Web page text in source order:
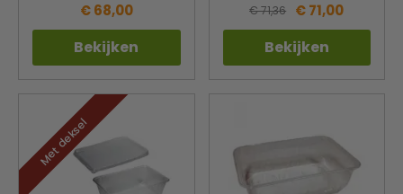
€ 68,00
Bekijken
€ 71,36 € 71,00
Bekijken
Met deksel